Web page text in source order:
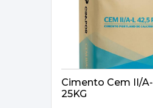
Cimento Cem II/
25KG